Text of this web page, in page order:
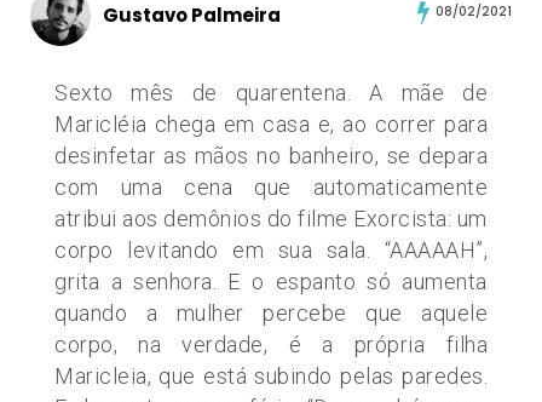
Gustavo Palmeira 08/02/2021
Sexto mês de quarentena. A mãe de
Maricléia chega em casa e, ao correr para
desinfetar as mãos no banheiro, se depara
com uma cena que automaticamente
atribui aos demônios do filme Exorcista: um
corpo levitando em sua sala. “AAAAAH”,
grita a senhora. E o espanto só aumenta
quando a mulher percebe que aquele
corpo, na verdade, é a própria filha
Maricleia, que está subindo pelas paredes.